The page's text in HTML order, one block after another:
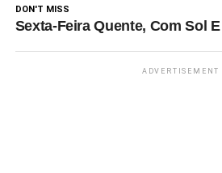
DON'T MISS
Sexta-Feira Quente, Com Sol
ADVERTISEMENT